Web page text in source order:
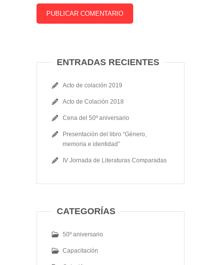
ENTRADAS RECIENTES
Acto de colación 2019
Acto de Colación 2018
Cena del 50º aniversario
Presentación del libro “Género,
memoria e identidad”
IV Jornada de Literaturas Comparadas
CATEGORÍAS
50º aniversario
Capacitación